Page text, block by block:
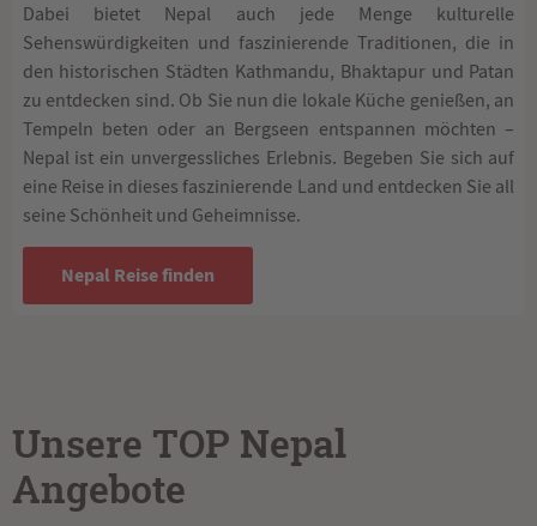
Dabei bietet Nepal auch jede Menge kulturelle
Sehenswürdigkeiten und faszinierende Traditionen, die in
den historischen Städten Kathmandu, Bhaktapur und Patan
zu entdecken sind. Ob Sie nun die lokale Küche genießen, an
Tempeln beten oder an Bergseen entspannen möchten –
Nepal ist ein unvergessliches Erlebnis. Begeben Sie sich auf
eine Reise in dieses faszinierende Land und entdecken Sie all
seine Schönheit und Geheimnisse.
Nepal Reise finden
Unsere TOP Nepal
Angebote